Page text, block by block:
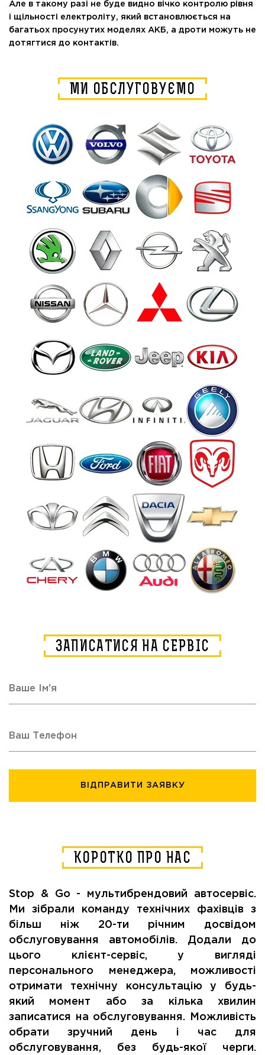
Але в такому разі не буде видно вічко контролю рівня
і щільності електроліту, який встановлюється на
багатьох просунутих моделях АКБ, а дроти можуть не
дотягтися до контактів.
МИ ОБСЛУГОВУЄМО
ЗАПИСАТИСЯ НА СЕРВІС
КОРОТКО ПРО НАС
Stop & Go - мультибрендовий автосервіс.
Ми зібрали команду технічних фахівців з
більш ніж 20-ти річним досвідом
обслуговування автомобілів. Додали до
цього клієнт-сервіс, у вигляді
персонального менеджера, можливості
отримати технічну консультацію у будь-
який момент або за кілька хвилин
записатися на обслуговування. Можливість
обрати зручний день і час для
обслуговування, без будь-якої черги.